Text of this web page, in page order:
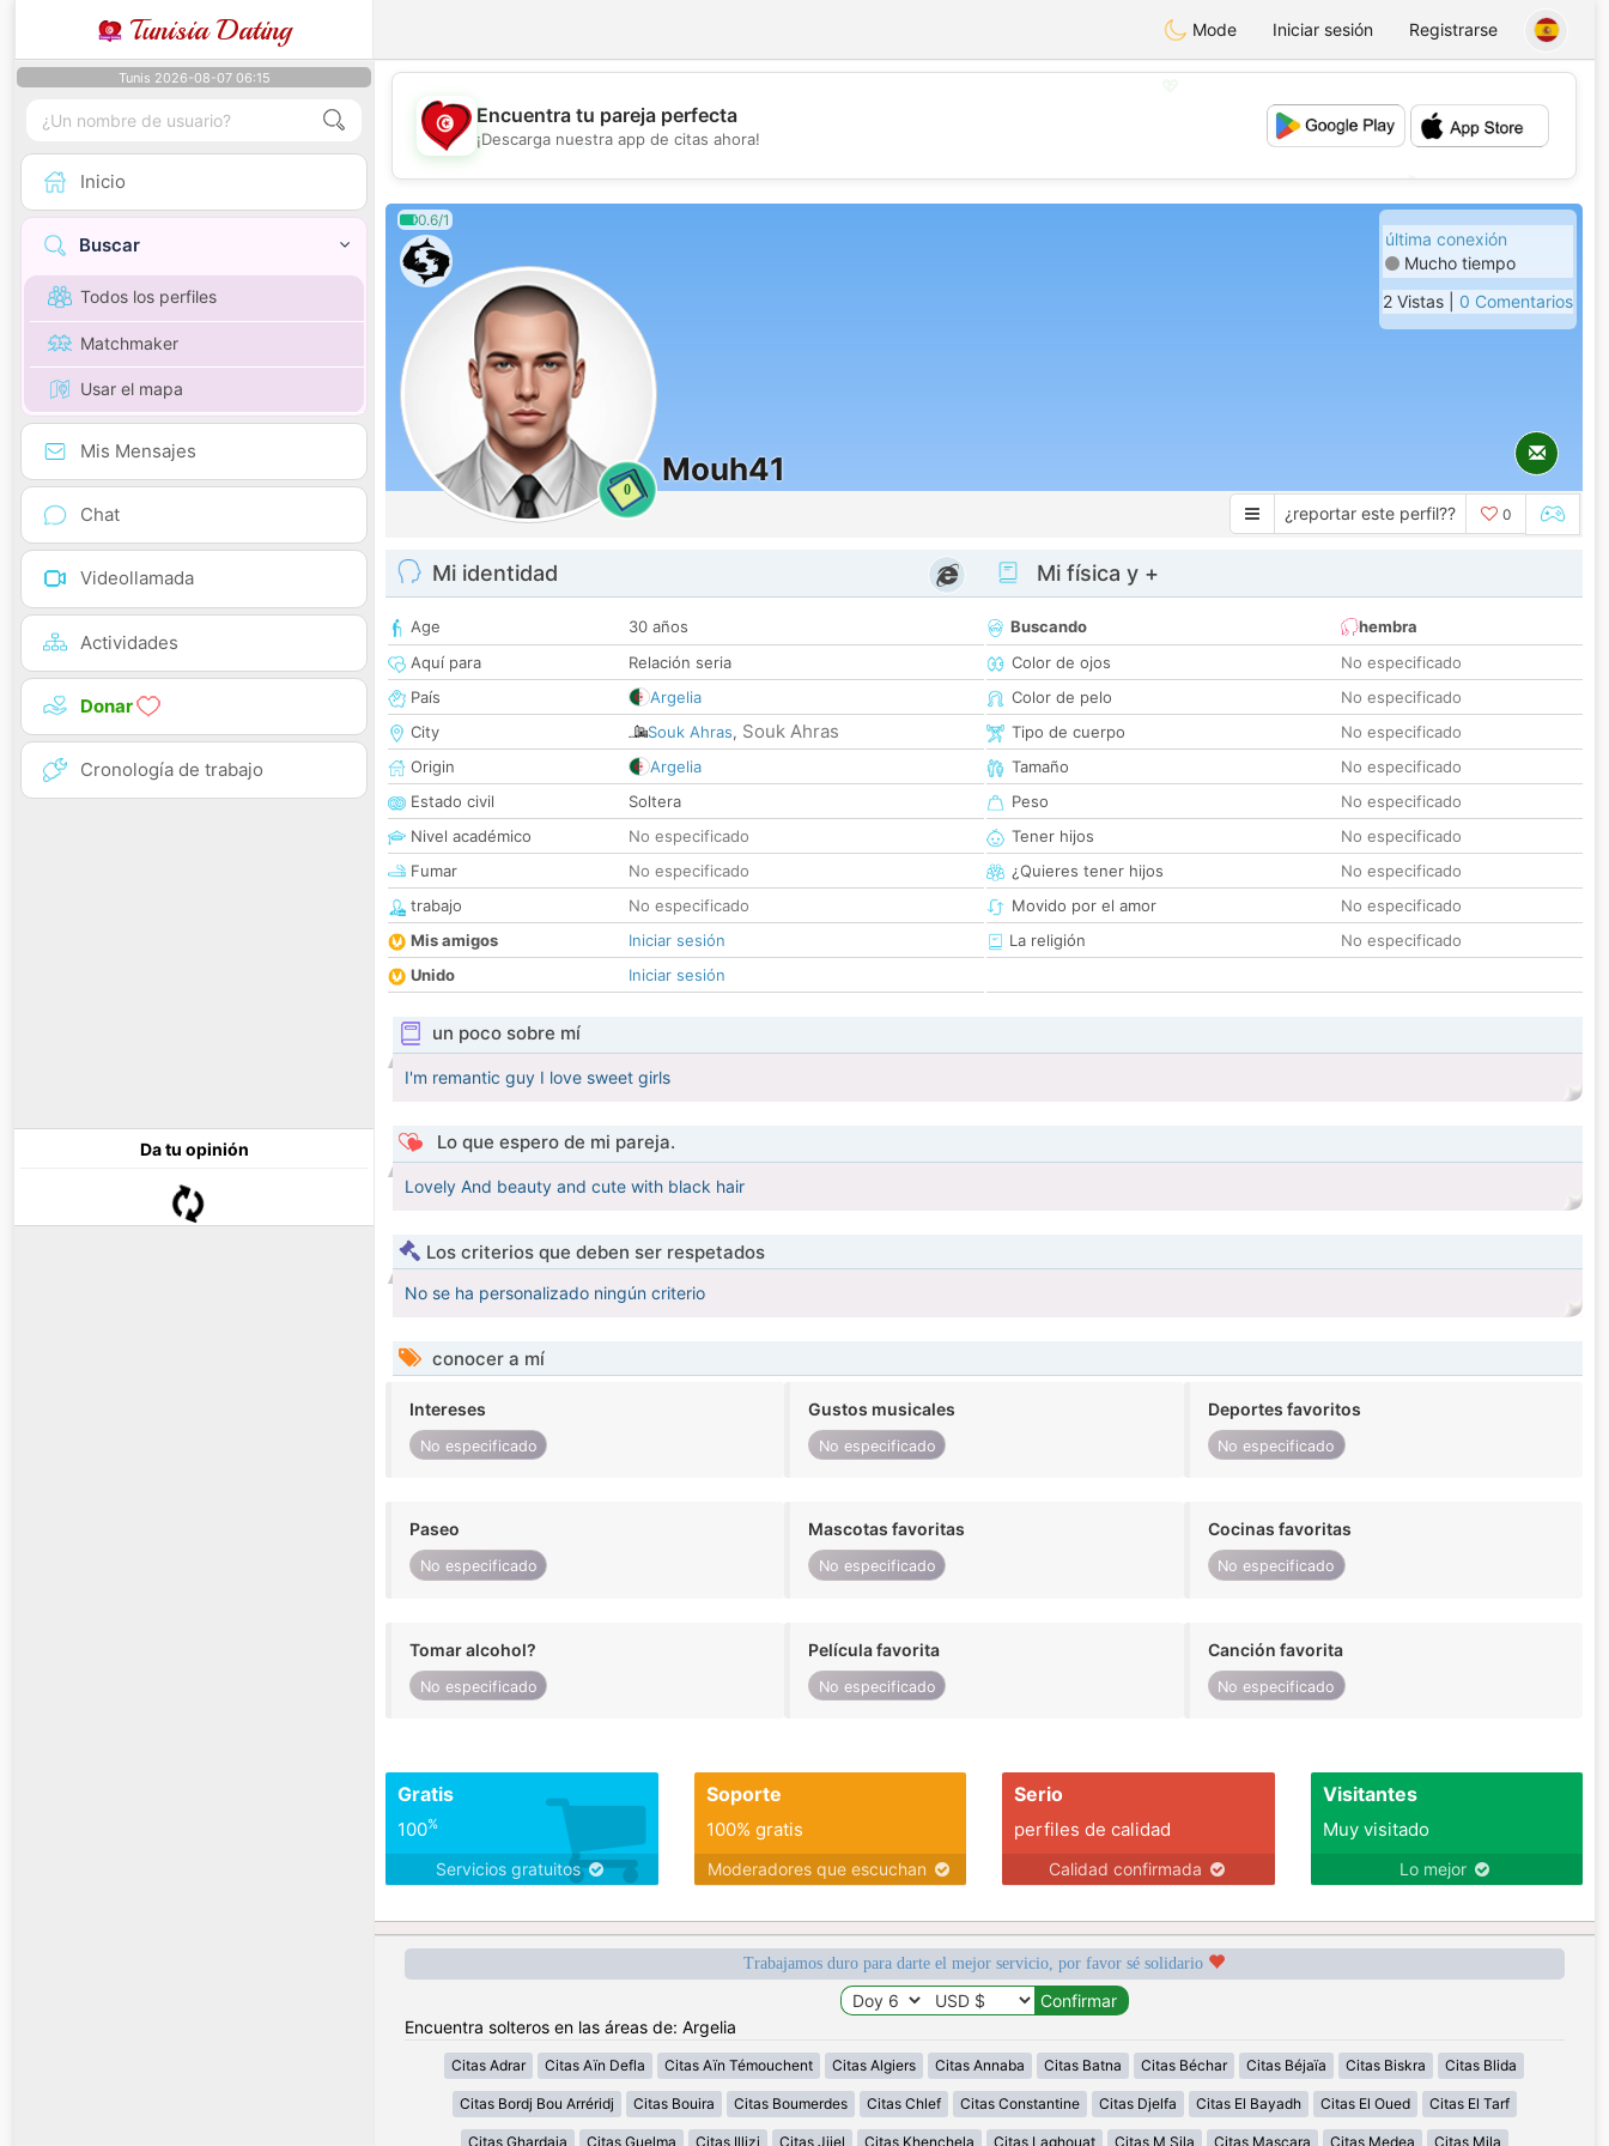
Tunisia Dating Mode Iniciar sesión Registrarse
Tunis 2026-08-07 06:15
Inicio
Buscar
Todos los perfiles
Matchmaker
Usar el mapa
Mis Mensajes
Chat
Videollamada
Actividades
Donar
Cronología de trabajo
Da tu opinión
💖
💕
Encuentra tu pareja perfecta
¡Descarga nuestra app de citas ahora!
0.6/1
0
Mouh41
última conexión
Mucho tiempo
2 Vistas | 0 Comentarios
¿reportar este perfil?? 0
Mi identidad
Age
30 años
Aquí para
Relación seria
País
Argelia
City
Souk Ahras, Souk Ahras
Origin
Argelia
Estado civil
Soltera
Nivel académico
No especificado
Fumar
No especificado
trabajo
No especificado
Mis amigos
Iniciar sesión
Unido
Iniciar sesión
Mi física y +
Buscando
hembra
Color de ojos
No especificado
Color de pelo
No especificado
Tipo de cuerpo
No especificado
Tamaño
No especificado
Peso
No especificado
Tener hijos
No especificado
¿Quieres tener hijos
No especificado
Movido por el amor
No especificado
La religión
No especificado
un poco sobre mí
I'm remantic guy I love sweet girls
Lo que espero de mi pareja.
Lovely And beauty and cute with black hair
Los criterios que deben ser respetados
No se ha personalizado ningún criterio
conocer a mí
Intereses
No especificado
Gustos musicales
No especificado
Deportes favoritos
No especificado
Paseo
No especificado
Mascotas favoritas
No especificado
Cocinas favoritas
No especificado
Tomar alcohol?
No especificado
Película favorita
No especificado
Canción favorita
No especificado
Gratis
100%
Servicios gratuitos
Soporte
100% gratis
Moderadores que escuchan
Serio
perfiles de calidad
Calidad confirmada
Visitantes
Muy visitado
Lo mejor
Trabajamos duro para darte el mejor servicio, por favor sé solidario
Encuentra solteros en las áreas de: Argelia
Citas Adrar Citas Aïn Defla Citas Aïn Témouchent Citas Algiers Citas Annaba Citas Batna Citas Béchar Citas Béjaïa Citas Biskra Citas Blida
Citas Bordj Bou Arréridj Citas Bouira Citas Boumerdes Citas Chlef Citas Constantine Citas Djelfa Citas El Bayadh Citas El Oued Citas El Tarf
Citas Ghardaia Citas Guelma Citas Illizi Citas Jijel Citas Khenchela Citas Laghouat Citas M Sila Citas Mascara Citas Medea Citas Mila